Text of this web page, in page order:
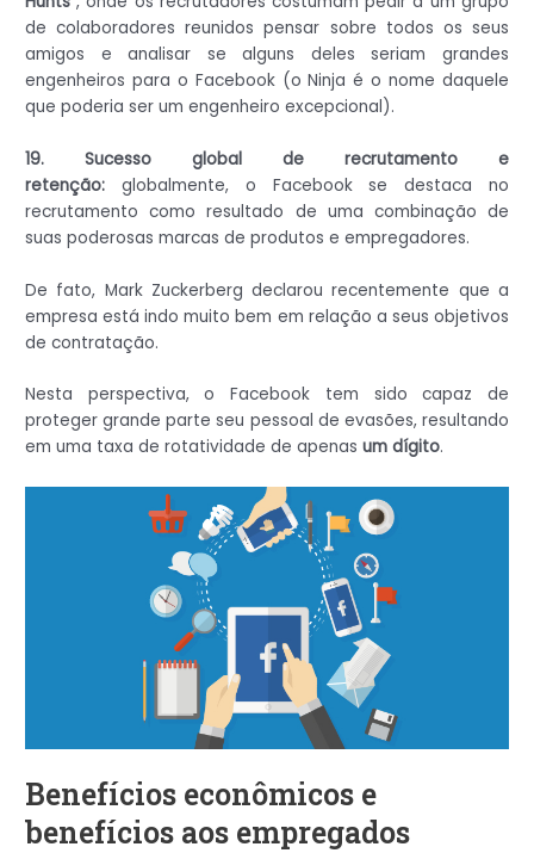
de colaboradores reunidos pensar sobre todos os seus
amigos e analisar se alguns deles seriam grandes
engenheiros para o Facebook (o Ninja é o nome daquele
que poderia ser um engenheiro excepcional).
19. Sucesso global de recrutamento e
retenção: globalmente, o Facebook se destaca no
recrutamento como resultado de uma combinação de
suas poderosas marcas de produtos e empregadores.
De fato, Mark Zuckerberg declarou recentemente que a
empresa está indo muito bem em relação a seus objetivos
de contratação.
Nesta perspectiva, o Facebook tem sido capaz de
proteger grande parte seu pessoal de evasões, resultando
em uma taxa de rotatividade de apenasum dígito.
Benefícios econômicos e
benefícios aos empregados